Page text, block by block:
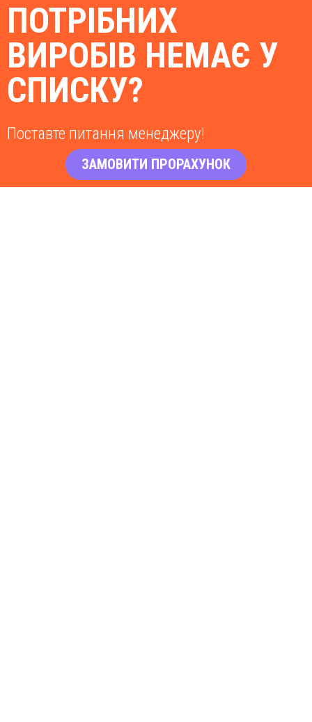
ПОТРІБНИХ
ВИРОБІВ НЕМАЄ У
СПИСКУ?
Поставте питання менеджеру!
ЗАМОВИТИ ПРОРАХУНОК